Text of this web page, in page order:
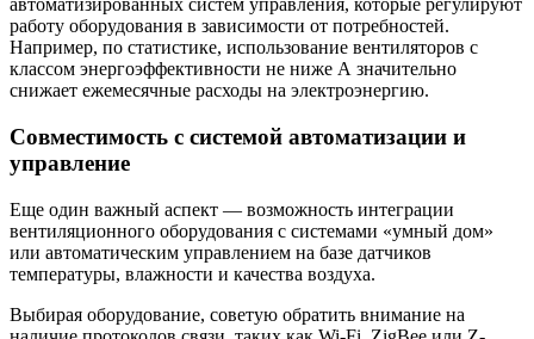
автоматизированных систем управления, которые регулируют
работу оборудования в зависимости от потребностей.
Например, по статистике, использование вентиляторов с
классом энергоэффективности не ниже А значительно
снижает ежемесячные расходы на электроэнергию.
Совместимость с системой автоматизации и
управление
Еще один важный аспект — возможность интеграции
вентиляционного оборудования с системами «умный дом»
или автоматическим управлением на базе датчиков
температуры, влажности и качества воздуха.
Выбирая оборудование, советую обратить внимание на